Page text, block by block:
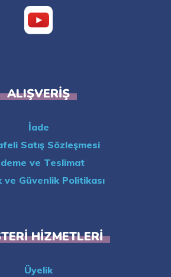
ALIŞVERIŞ
İade
Satış Sözleşmesi
ve Teslimat
ve Güvenlik Politikası
HIZMETLERI
Üyelik